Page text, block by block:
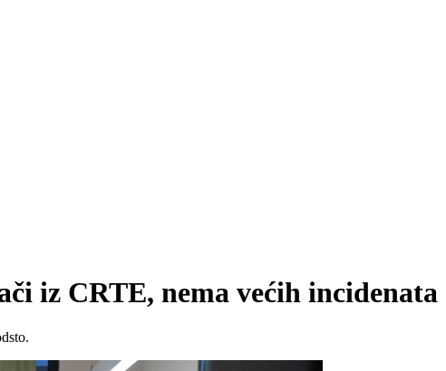
iz CRTE, nema većih incidenata